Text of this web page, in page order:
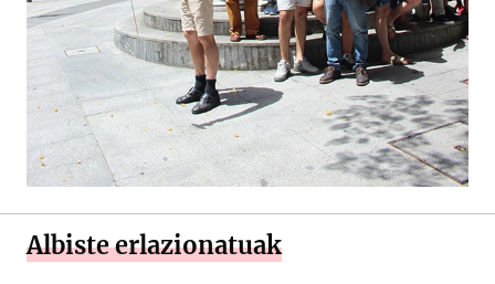
Albiste erlazionatuak